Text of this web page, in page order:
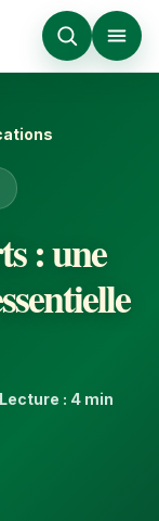
: une
Lecture : 4 min